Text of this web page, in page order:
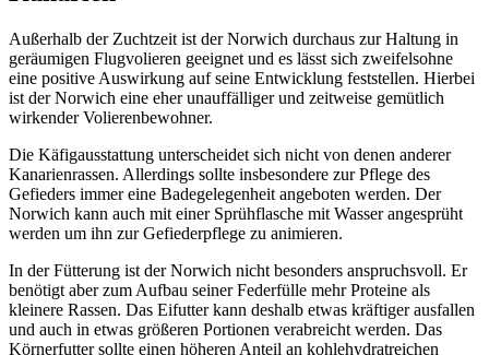
Außerhalb der Zuchtzeit ist der Norwich durchaus zur Haltung in
geräumigen Flugvolieren geeignet und es lässt sich zweifelsohne
eine positive Auswirkung auf seine Entwicklung feststellen. Hierbei
ist der Norwich eine eher unauffälliger und zeitweise gemütlich
wirkender Volierenbewohner.
Die Käfigausstattung unterscheidet sich nicht von denen anderer
Kanarienrassen. Allerdings sollte insbesondere zur Pflege des
Gefieders immer eine Badegelegenheit angeboten werden. Der
Norwich kann auch mit einer Sprühflasche mit Wasser angesprüht
werden um ihn zur Gefiederpflege zu animieren.
In der Fütterung ist der Norwich nicht besonders anspruchsvoll. Er
benötigt aber zum Aufbau seiner Federfülle mehr Proteine als
kleinere Rassen. Das Eifutter kann deshalb etwas kräftiger ausfallen
und auch in etwas größeren Portionen verabreicht werden. Das
Körnerfutter sollte einen höheren Anteil an kohlehydratreichen